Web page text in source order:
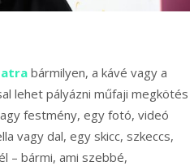
bármilyen, a kávé vagy a
lehet pályázni műfaji megkötés
festmény, egy fotó, videó
vagy dal, egy skicc, szkeccs,
– bármi, ami szebbé,